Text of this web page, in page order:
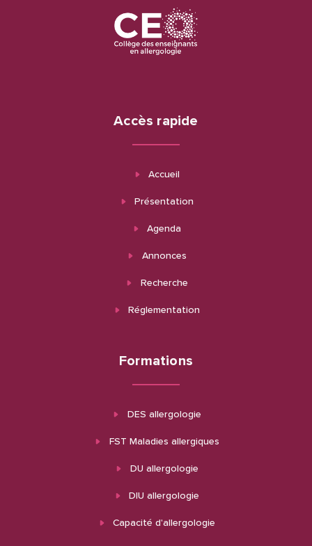
Accès rapide
Accueil
Présentation
Agenda
Annonces
Recherche
Réglementation
Formations
DES allergologie
FST Maladies allergiques
DU allergologie
DIU allergologie
Capacité d'allergologie